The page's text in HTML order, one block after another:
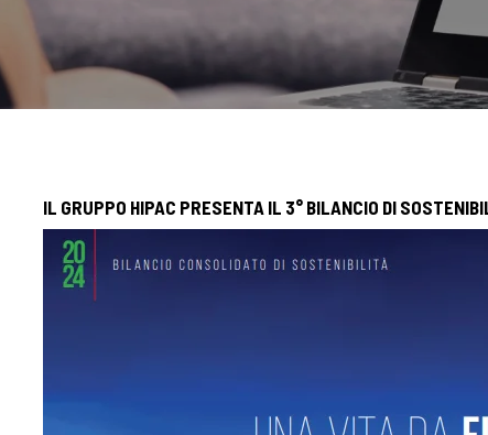
IL GRUPPO HIPAC PRESENTA IL 3° BILANCIO DI